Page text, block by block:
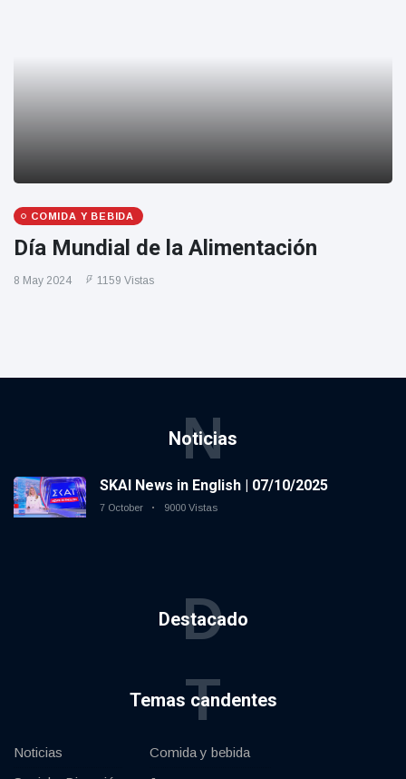
COMIDA Y BEBIDA
Día Mundial de la Alimentación
8 May 2024 1159 Vistas
Noticias
N
SKAI News in English | 07/10/2025
7 October 9000 Vistas
Destacado
D
Temas candentes
T
Noticias
Comida y bebida